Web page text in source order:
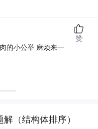
的小公举 麻烦来一
赞
——
（结构体排序）